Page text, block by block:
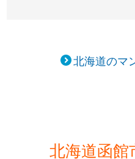
北海道のマ
北海道函館